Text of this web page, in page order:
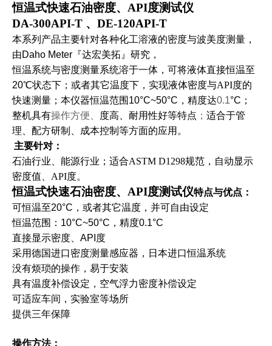
恒温式快速石油密度、 API度测试仪
DA-300API-T 、 DE-120API-T
本系列产品主要针对各种化工溶液的密度与波美度测量，
由Daho Meter『达宏美拓』研究，
恒温系统与密度测量系统溶于一体 ， 可将液体直接恒温至
20℃状态下 ；或者其它温度下 ，实现液体密度与API度的
快速测量 ；本仪器恒温范围 10°C~50°C ， 精度达0.1°C ；
整机具有操作方便、 度高 耐用性好等特点 ； 适合于管
理、配方研制、成本控制等方面的应用 。
主要针对：
石油行业、能源行业 ； 适合ASTM D1298规范 ， 自动显示
密度值、API度。
恒温式快速石油密度、 API度测试仪特点与优点：
可恒温至20°C ，或者其它温度，并可自由设定
恒温范围： 10°C~50°C ，精度0.1°C
直接显示密度、API度
采用德国进口密度测量感应器， 日本进口恒温系统
没有烦琐的操作，易于安装
具有温度补偿设定，空气浮力密度补偿设定
可适应车间，实验室等场所
提供三年保障
操作方法：